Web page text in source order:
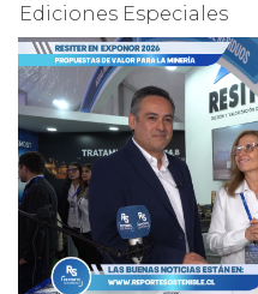
Ediciones Especiales